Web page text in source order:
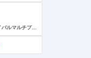
白熱の3対3、そしてサバイバルマルチプレイを楽しめるモバイルゲーム！3分間で展開する様々なゲームモード… 友達と共闘するもよし、一人で戦うもよし。 強力な必殺技や特殊能力を持ったキャラクターを入手して、アップグレードしましょう。ユニークなスキンを集めれば、戦場でひときわ目立つこと間違いなし！ブロスタワールドの不思議なステージで、バトルを繰り広げましょう！ ブロスタは無料でダウンロードおよびプレイが可能ですが、一部のゲーム内アイテムを有料で購入いただくことも可能です（ランダムなアイテムを含む）。ゲーム内アイテムの有料購入を希望しない場合は、デバイスの設定からアプリ内課金を無効にしてください。 様々なゲームモードで戦おう エメラルドハント（3対3）：チームの仲間と共に敵チームに勝利！エメラルドを10個集めたら最後まで守り抜きましょう。倒されるとエメラルドも失います。 バトルロイヤル（ソロ/デュオ）：生き残りをかけたサバイバルモード。キャラクターのパワーアップを集めましょう。デュオまたはソロモードを選んだら、大混乱の戦場で最後まで生き延びた者が勝者となります。そして勝者がすべてを独り占めします！ ブロストライカー（3対3）：ひと味違うゲームモードです！サッカーの腕試しといきましょう。先に2ゴールを決めたチームが勝利します。なおレッドカードはありませんので、激しいバトルにご注意ください。 賞金稼ぎ（3対3）：敵を倒して星を獲得！自分の星も守り抜きましょう。より多くの星を集めたチームの勝利です。 強奪（3対3）：チームの金庫を守りながら、敵チームの金庫の破壊を目指します。ひっそりと前進したら、豪快にお宝までの道を切り拓きましょう！ 特別イベント：期間限定の特別な対人および対CPUゲームモードです。 チャンピオンシップチャレンジ：ブロスタのゲーム内予選に参加して、eスポーツの世界に飛び込みましょう！ キャラクターのアンロックとアップグレード 強力な必殺技や特殊能力を持ったキャラクターを集めて、アップグレードしましょう。キャラクターを強化して、ユニークなスキンを集めましょう。 ブロスタパス クエストやブロスタボックス、エメラルド、ピンズ、そしてブロスタパス限定スキンなど、特典が盛りだくさん！シーズンごとに特典は変わります。 MVPプレイヤーになろう ローカルのランキングを駆け上がり、あなたの強さを証明しましょう！ どんな時も進化しよう 新たなキャラクターやスキン、マップ、特別イベント、ゲームモードを探し求めましょう。 特徴： 3対3のリアルタイム対戦で世界中のプレイヤーとバトル 白熱のモバイル向けサバイバルマルチプレイ 独自の攻撃や必殺技を持った、強力な新キャラクターをアンロック 日々入れ替わるイベントとゲームモード バトルは一人でも、フレンドと一緒でもプレイ可能 グローバルまたはローカルのランキングを駆け上がろう 仲間とクラブを結成したり参加したりして、情報交換しながら共に戦おう スキンをアンロックしてキャラクターをカスタマイズ プレイヤーが作った攻略の難しい新マップ クラッシュ・オブ・クラン、クラッシュ・ロワイヤル、ブーム・ビーチの制作会社がお届けするバトルゲーム！ サポート： サポートが必要な際は、ゲーム内の設定の「ヘルプとサポート」からご連絡いただくか、http://supercell.helpshift.com/a/brawl-stars/をご覧ください。 プライバシーポリシー： http://supercell.com/en/privacy-policy/jp/ サービス利用規約： http://supercell.com/en/terms-of-service/jp/ 保護者の皆さまへ： http://supercell.com/en/parents/jp/